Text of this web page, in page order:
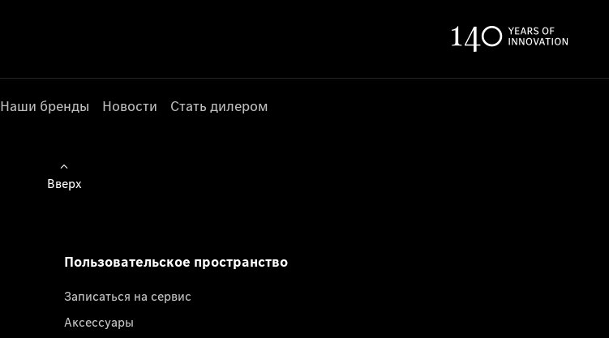
Наши бренды Новости Стать дилером
Вверх
Пользовательское пространство
Записаться на сервис
Аксессуары